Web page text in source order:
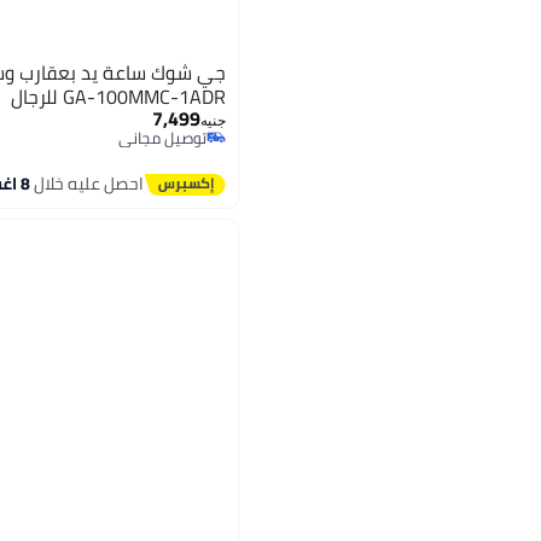
جي شوك ساعة يد بعقارب
GA-100MMC-1ADR للرجال
جنيه7,499
توصيل مجاني
احصل عليه خلال8 اغسطس